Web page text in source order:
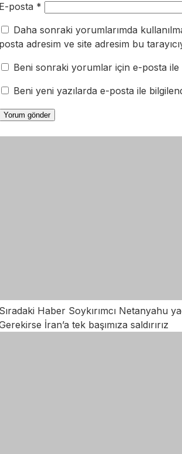
posta *
Daha sonraki yorumlarımda
adresim ve site adresim bu
Beni sonraki yorumlar için e-posta ile
Beni yeni yazılarda e-posta ile
Haber Soykırımcı Netanyahu
İran’a tek başımıza saldırırız